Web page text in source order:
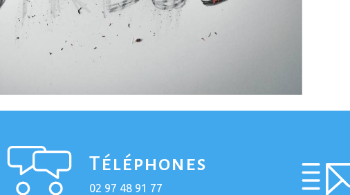
Téléphones
02 97 48 91 77